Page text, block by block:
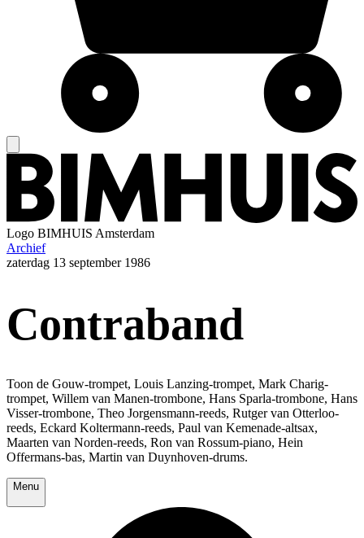
Logo BIMHUIS Amsterdam
Archief
zaterdag 13 september 1986
Contraband
Toon de Gouw-trompet, Louis Lanzing-trompet, Mark Charig-
trompet, Willem van Manen-trombone, Hans Sparla-trombone, Hans
Visser-trombone, Theo Jorgensmann-reeds, Rutger van Otterloo-
reeds, Eckard Koltermann-reeds, Paul van Kemenade-altsax,
Maarten van Norden-reeds, Ron van Rossum-piano, Hein
Offermans-bas, Martin van Duynhoven-drums.
Menu